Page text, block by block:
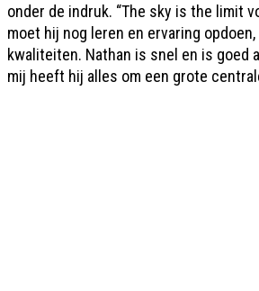
onder de indruk. “The sky is the limit
moet hij nog leren en ervaring
kwaliteiten. Nathan is snel en is goed
mij heeft hij alles om een grote